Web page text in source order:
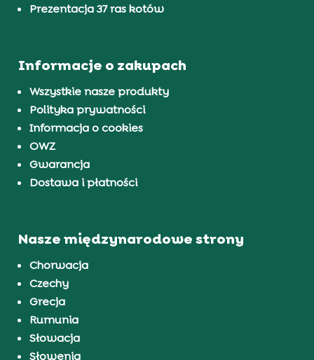
Prezentacja 37 ras kotów
Informacje o zakupach
Wszystkie nasze produkty
Polityka prywatności
Informacja o cookies
OWZ
Gwarancja
Dostawa i płatności
Nasze międzynarodowe strony
Chorwacja
Czechy
Grecja
Rumunia
Słowacja
Słowenia